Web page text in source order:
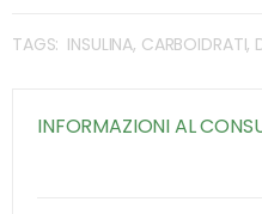
TAGS: INSULINA, CARBOIDRATI,
INFORMAZIONI AL